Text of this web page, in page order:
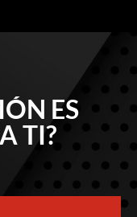
ES
TI?